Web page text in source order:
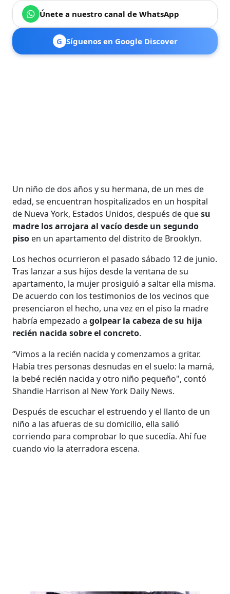
Únete a nuestro canal de WhatsApp
G Síguenos en Google Discover
Un niño de dos años y su hermana, de un mes de
edad, se encuentran hospitalizados en un hospital
de Nueva York, Estados Unidos, después de quesu
madre los arrojara al vacío desde un segundo
piso en un apartamento del distrito de Brooklyn.
Los hechos ocurrieron el pasado sábado 12 de junio.
Tras lanzar a sus hijos desde la ventana de su
apartamento, la mujer prosiguió a saltar ella misma.
De acuerdo con los testimonios de los vecinos que
presenciaron el hecho, una vez en el piso la madre
habría empezado agolpear la cabeza de su hija
recién nacida sobre el concreto.
“Vimos a la recién nacida y comenzamos a gritar.
Había tres personas desnudas en el suelo: la mamá,
la bebé recién nacida y otro niño pequeño", contó
Shandie Harrison al New York Daily News.
Después de escuchar el estruendo y el llanto de un
niño a las afueras de su domicilio, ella salió
corriendo para comprobar lo que sucedía. Ahí fue
cuando vio la aterradora escena.